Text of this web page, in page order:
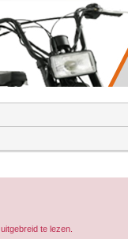
uitgebreid te lezen.